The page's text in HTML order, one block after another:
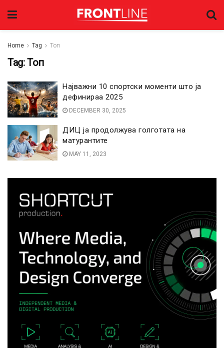
Home Tag Топ
Tag:Топ
Најважни 10 спортски моменти што ја
дефинираа 2025
DECEMBER 30, 2025
ДИЦ ја продолжува голготата на
матурантите
MAY 11, 2023